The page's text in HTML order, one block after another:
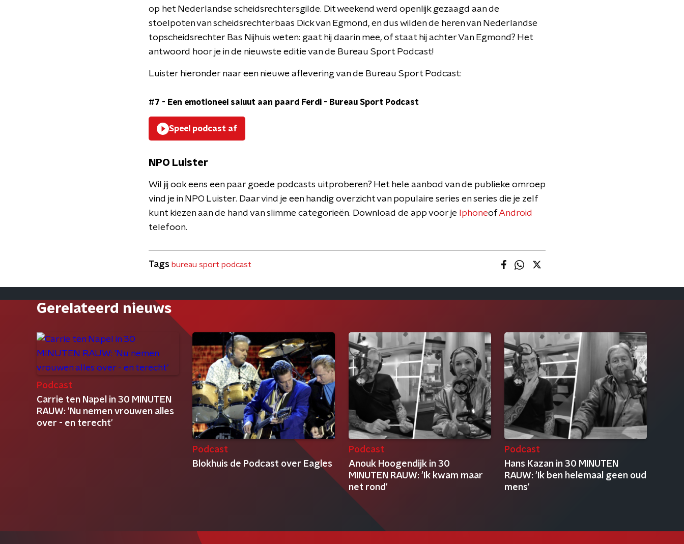
op het Nederlandse scheidsrechtersgilde. Dit weekend werd openlijk gezaagd aan de
stoelpoten van scheidsrechterbaas Dick van Egmond, en dus wilden de heren van Nederlandse
topscheidsrechter Bas Nijhuis weten: gaat hij daarin mee, of staat hij achter Van Egmond? Het
antwoord hoor je in de nieuwste editie van de Bureau Sport Podcast!
Luister hieronder naar een nieuwe aflevering van de Bureau Sport Podcast:
#7 - Een emotioneel saluut aan paard Ferdi - Bureau Sport Podcast
Speel podcast af
NPO Luister
Wil jij ook eens een paar goede podcasts uitproberen? Het hele aanbod van de publieke omroep
vind je in NPO Luister. Daar vind je een handig overzicht van populaire series en series die je zelf
kunt kiezen aan de hand van slimme categorieën. Download de app voor je IphoneofAndroid
telefoon.
Tags bureau sport podcast
Gerelateerd nieuws
Podcast
Carrie ten Napel in 30 MINUTEN
RAUW: 'Nu nemen vrouwen alles
over - en terecht'
Podcast
Blokhuis de Podcast over Eagles
Podcast
Anouk Hoogendijk in 30
MINUTEN RAUW: 'Ik kwam maar
net rond'
Podcast
Hans Kazan in 30 MINUTEN
RAUW: 'Ik ben helemaal geen oud
mens'